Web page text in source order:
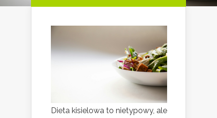
Dieta kisielowa to nietypowy, ale